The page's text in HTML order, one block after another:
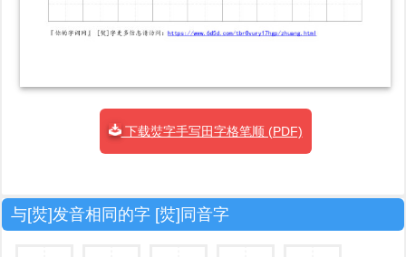
下载焋字手写田字格笔顺 (PDF)
与[焋]发音相同的字 [焋]同音字